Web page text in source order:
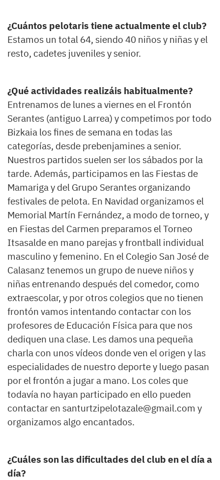
¿Cuántos pelotaris tiene actualmente el club?
Estamos un total 64, siendo 40 niños y niñas y el
resto, cadetes juveniles y senior.
¿Qué actividades realizáis habitualmente?
Entrenamos de lunes a viernes en el Frontón
Serantes (antiguo Larrea) y competimos por todo
Bizkaia los fines de semana en todas las
categorías, desde prebenjamines a senior.
Nuestros partidos suelen ser los sábados por la
tarde. Además, participamos en las Fiestas de
Mamariga y del Grupo Serantes organizando
festivales de pelota. En Navidad organizamos el
Memorial Martín Fernández, a modo de torneo, y
en Fiestas del Carmen preparamos el Torneo
Itsasalde en mano parejas y frontball individual
masculino y femenino. En el Colegio San José de
Calasanz tenemos un grupo de nueve niños y
niñas entrenando después del comedor, como
extraescolar, y por otros colegios que no tienen
frontón vamos intentando contactar con los
profesores de Educación Física para que nos
dediquen una clase. Les damos una pequeña
charla con unos vídeos donde ven el origen y las
especialidades de nuestro deporte y luego pasan
por el frontón a jugar a mano. Los coles que
todavía no hayan participado en ello pueden
contactar en santurtzipelotazale@gmail.com y
organizamos algo encantados.
¿Cuáles son las dificultades del club en el día a
día?